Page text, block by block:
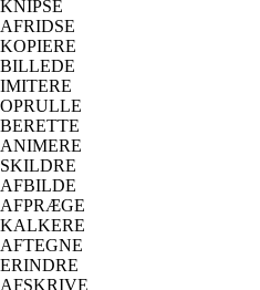
KNIPSE
AFRIDSE
KOPIERE
BILLEDE
IMITERE
OPRULLE
BERETTE
ANIMERE
SKILDRE
AFBILDE
AFPRÆGE
KALKERE
AFTEGNE
ERINDRE
AFSKRIVE